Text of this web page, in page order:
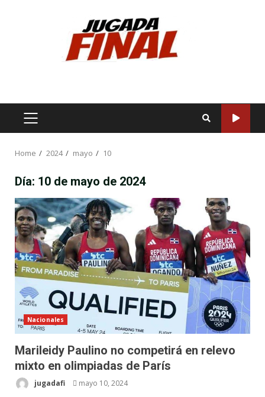
PRIMARY
Home 2024 mayo 10
Día: 10 de mayo de 2024
Nacionales
Marileidy Paulino no competirá en relevo
mixto en olimpiadas de París
jugadafi mayo 10, 2024